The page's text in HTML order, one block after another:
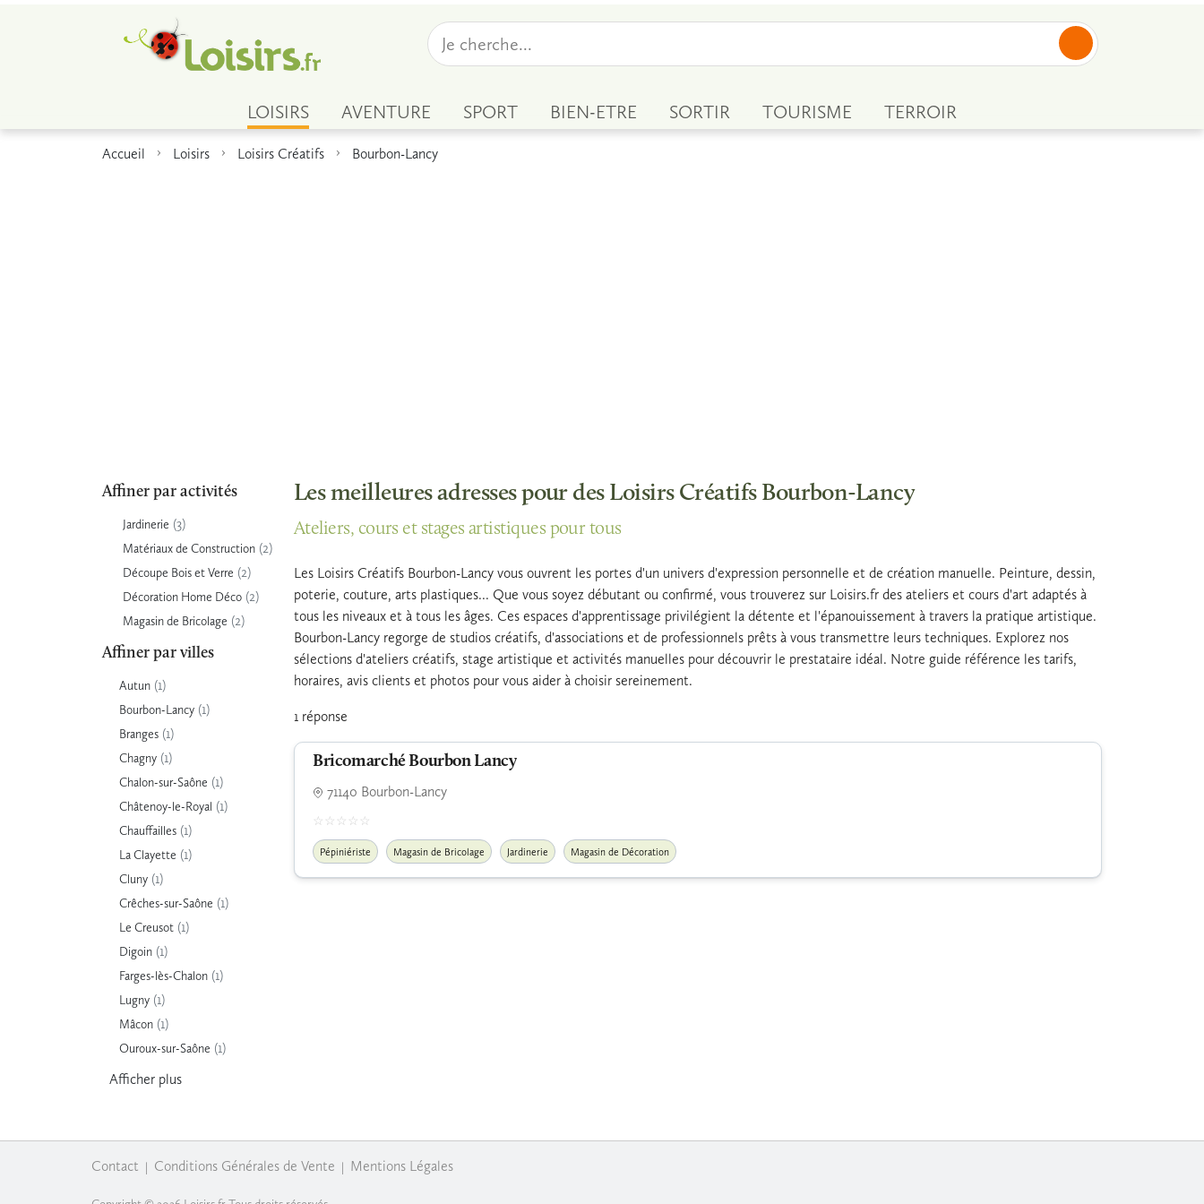
LOISIRS AVENTURE SPORT BIEN-ETRE SORTIR TOURISME TERROIR
Accueil Loisirs Loisirs Créatifs Bourbon-Lancy
Affiner par activités
Jardinerie (3)
Matériaux de Construction (2)
Découpe Bois et Verre (2)
Décoration Home Déco (2)
Magasin de Bricolage (2)
Affiner par villes
Autun (1)
Bourbon-Lancy (1)
Branges (1)
Chagny (1)
Chalon-sur-Saône (1)
Châtenoy-le-Royal (1)
Chauffailles (1)
La Clayette (1)
Cluny (1)
Crêches-sur-Saône (1)
Le Creusot (1)
Digoin (1)
Farges-lès-Chalon (1)
Lugny (1)
Mâcon (1)
Ouroux-sur-Saône (1)
Afficher plus
Les meilleures adresses pour des Loisirs Créatifs Bourbon-Lancy
Ateliers, cours et stages artistiques pour tous
Les Loisirs Créatifs Bourbon-Lancy vous ouvrent les portes d'un univers d'expression personnelle et de création manuelle. Peinture, dessin,
poterie, couture, arts plastiques... Que vous soyez débutant ou confirmé, vous trouverez sur Loisirs.fr des ateliers et cours d'art adaptés à
tous les niveaux et à tous les âges. Ces espaces d'apprentissage privilégient la détente et l'épanouissement à travers la pratique artistique.
Bourbon-Lancy regorge de studios créatifs, d'associations et de professionnels prêts à vous transmettre leurs techniques. Explorez nos
sélections d'ateliers créatifs, stage artistique et activités manuelles pour découvrir le prestataire idéal. Notre guide référence les tarifs,
horaires, avis clients et photos pour vous aider à choisir sereinement.
1 réponse
Bricomarché Bourbon Lancy
71140 Bourbon-Lancy
Pépiniériste Magasin de Bricolage Jardinerie Magasin de Décoration
Contact | Conditions Générales de Vente | Mentions Légales